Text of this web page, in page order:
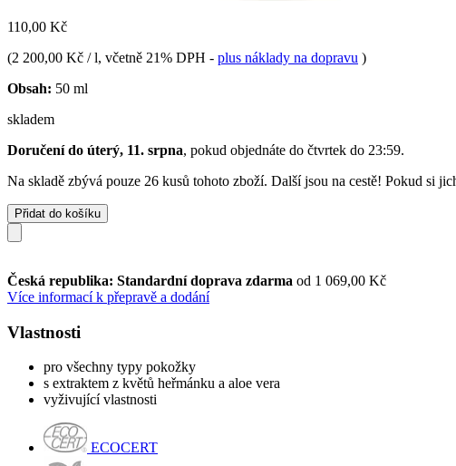
110,00 Kč
(2 200,00 Kč / l, včetně 21% DPH - plus náklady na dopravu )
Obsah: 50 ml
skladem
Doručení do úterý, 11. srpna, pokud objednáte do čtvrtek do 23:59.
Na skladě zbývá pouze 26 kusů tohoto zboží. Další jsou na cestě! Pokud si
Přidat do košíku
Česká republika: Standardní doprava zdarma od 1 069,00 Kč
Více informací k přepravě a dodání
Vlastnosti
pro všechny typy pokožky
s extraktem z květů heřmánku a aloe vera
vyživující vlastnosti
ECOCERT